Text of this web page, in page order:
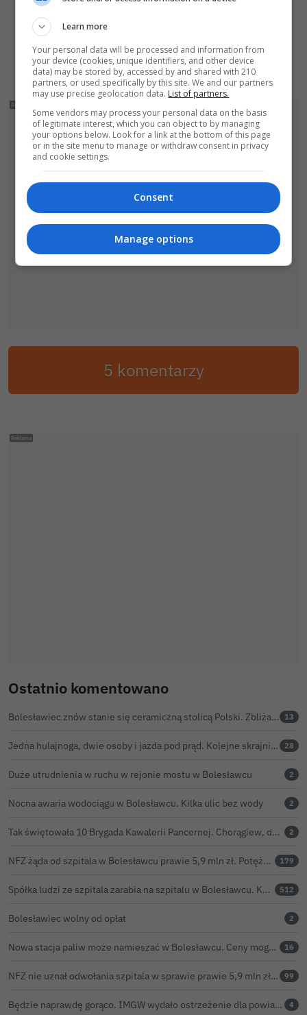
Ostatnio komentowano
Bolesławiec znów stanie się ceramiczną stolicą Polski. Zbliża się 32. Święto Ceramiki 13
Jedna hulajnoga, dwie osoby i jazda pod prąd. Kolejne skrajnie nieodpowiedzialne zachowanie na ulicach Bolesławca 28
Duże utrudnienia w ruchu w rejonie mostu w Bolesławcu 2
Nocna awaria wodociągu w Bolesławcu. Kilka ulic bez wody 2
Tak świętowała 10 Brygada Kawalerii Pancernej. Chorągiew, defilada i pokaz lotniczy 2
NFZ żąda od szpitala w Bolesławcu prawie 5,9 mln zł. Potężny cios po kontroli rozliczeń 179
Spółka ludzi ze szpitala zarabia na szpitalu w Bolesławcu. Kwoty pozostają tajne 512
Bolesławiec wolny od opłat 2
Nowa stacja paliw może namieszać w Bolesławcu. Ceny mogą być niższe nawet o 30 groszy na litrze 16
NFZ nie uznał odwołania szpitala w sprawie prawie 5,9 mln zł. Barczyk: rozważamy sąd 99
Będzie naprawdę gorąco. IMGW wydało ostrzeżenie dla powiatu bolesławieckiego 4
miejscu
Czytelnik nagrał niebezpieczne zachowanie
przy przejściu dla pieszych w Bolesławcu
5 komentarzy
Learn more
Your personal data will be processed and information from
your device (cookies, unique identifiers, and other device
data) may be stored by, accessed by and shared with 210
partners, or used specifically by this site. We and our partners
may use precise geolocation data. List of partners.
Some vendors may process your personal data on the basis
of legitimate interest, which you can object to by managing
your options below. Look for a link at the bottom of this page
or in the site menu to manage or withdraw consent in privacy
and cookie settings.
Consent
Manage options